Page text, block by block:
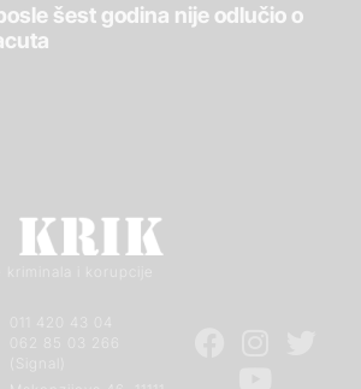
šest godina nije odlučio o
i korupcije
011 420 43 04